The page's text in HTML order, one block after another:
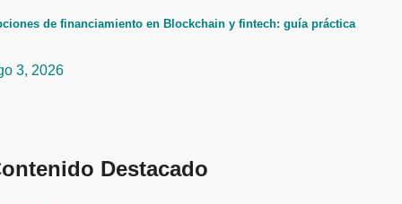
de financiamiento en Blockchain y fintech: guía práctica
3, 2026
Destacado